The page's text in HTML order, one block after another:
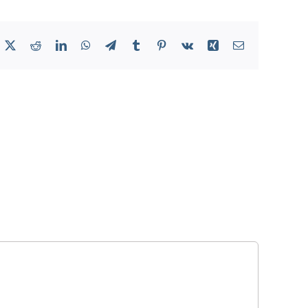
Reddit LinkedInWhatsAppTelegram
TumblrPinterest
Vk Xing